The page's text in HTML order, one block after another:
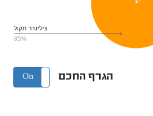
צילינדר תקול
85%
הגרף החכם On Off